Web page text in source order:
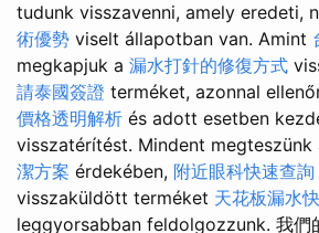
tudunk visszavenni, amely eredeti,
術優勢 viselt állapotban van. Amint
megkapjuk a 漏水打針的修復方式
請泰國簽證 terméket, azonnal
價格透明解析 és adott esetben
visszatérítést. Mindent megteszünk
潔方案 érdekében, 附近眼科快速查詢
visszaküldött terméket 天花板漏水
leggyorsabban feldolgozzunk. 我們